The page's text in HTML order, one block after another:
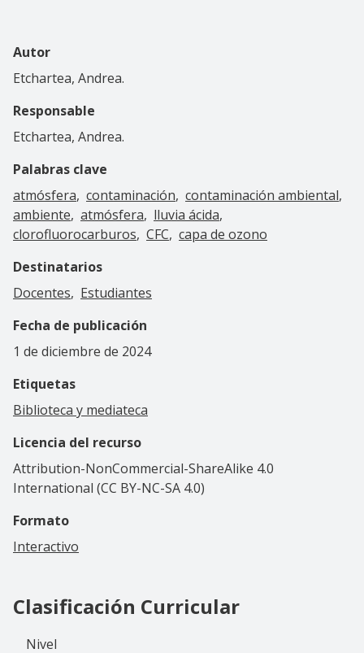
Autor
Etchartea, Andrea.
Responsable
Etchartea, Andrea.
Palabras clave
atmósfera contaminación contaminación ambiental
ambiente atmósfera
lluvia ácida
clorofluorocarburos CFC capa de ozono
Destinatarios
Docentes
Estudiantes
Fecha de publicación
1 de diciembre de 2024
Etiquetas
Biblioteca y mediateca
Licencia del recurso
Attribution-NonCommercial-ShareAlike 4.0
International (CC BY-NC-SA 4.0)
Formato
Interactivo
Clasificación Curricular
Nivel